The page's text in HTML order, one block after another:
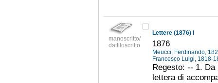
manoscritto/
dattiloscritto
Lettere (1876) I
1876
Meucci, Ferdinando,
Francesco Luigi, 1818-
Regesto: -- 1.
lettera di